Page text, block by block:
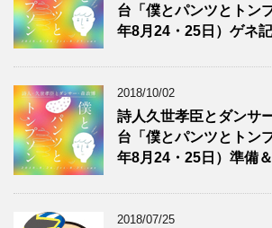
台「僕とパンツとトン
年8月24・25日）ゲネ
2018/10/02
詩人久世孝臣とダンサ
台「僕とパンツとトン
年8月24・25日）準備
2018/07/25